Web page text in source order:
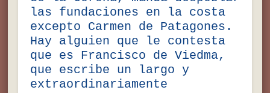
las fundaciones en la costa
excepto Carmen de Patagones.
Hay alguien que le contesta
que es Francisco de Viedma,
que escribe un largo y
extraordinariamente